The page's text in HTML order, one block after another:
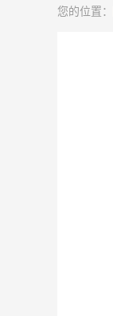
您的位置：